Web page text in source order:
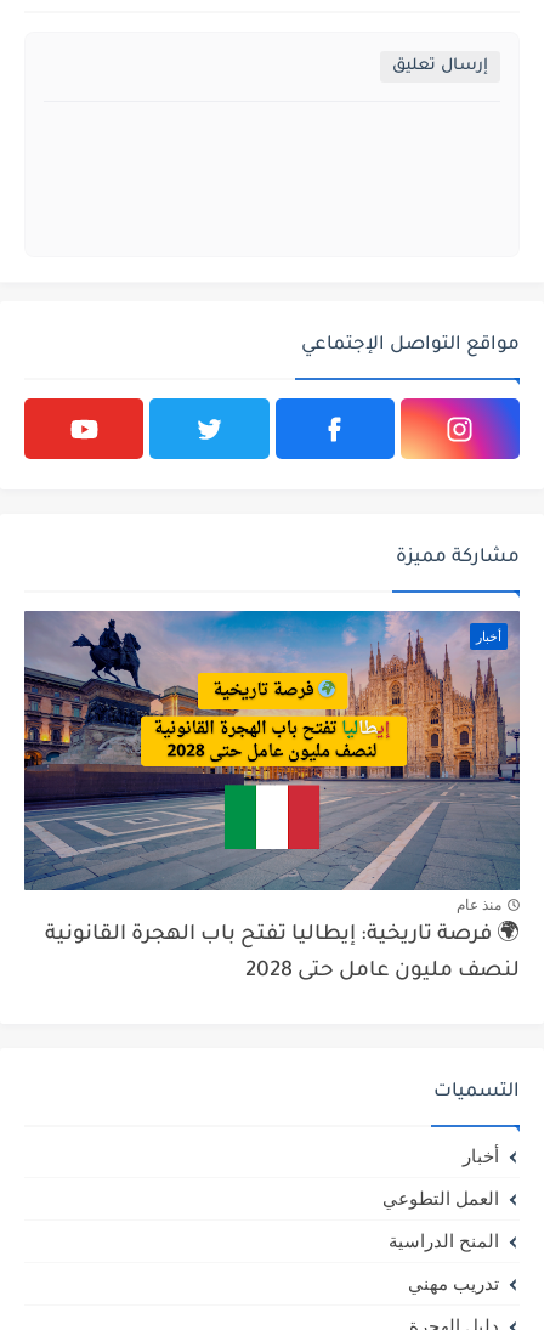
إرسال تعليق
مواقع التواصل الإجتماعي
مشاركة مميزة
أخبار
منذ عام
🌍 فرصة تاريخية: إيطاليا تفتح باب الهجرة القانونية
لنصف مليون عامل حتى 2028
التسميات
أخبار
العمل التطوعي
المنح الدراسية
تدريب مهني
دليل الهجرة